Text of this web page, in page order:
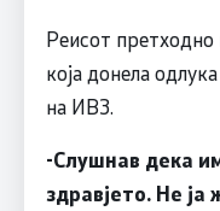
Реисот претходно
која донела
на ИВЗ.
-Слушнав дека
здравјето. Не